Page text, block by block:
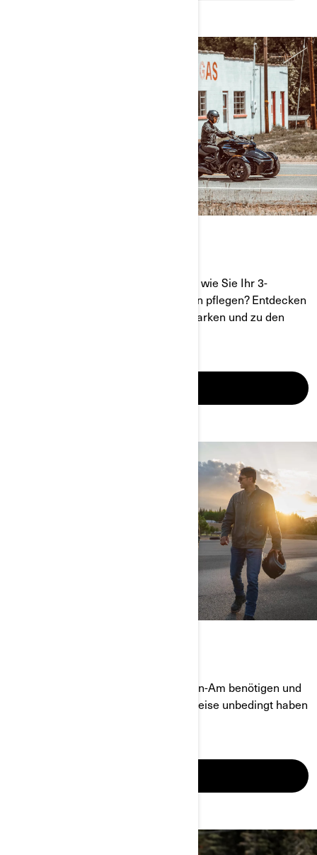
Haben Sie sich schon immer gefragt, wie Sie Ihr 3-
rädriges Can-Am Motorrad am besten pflegen? Entdecken
Sie unsere Tipps zur Wartung, zum Parken und zu den
Entdecken Sie, was Sie auf einem Can-Am benötigen und
welches Zubehör Sie für eine lange Reise unbedingt haben